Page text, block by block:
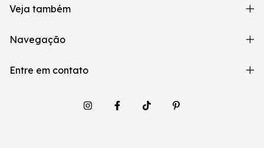
Veja também
Navegação
Entre em contato